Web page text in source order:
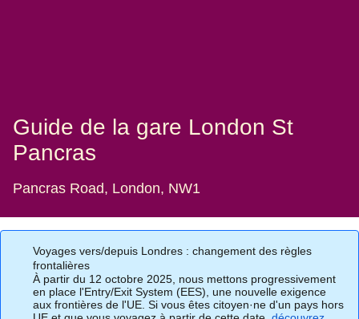
Guide de la gare London St
Pancras
Pancras Road, London, NW1
Voyages vers/depuis Londres : changement des règles
frontalières
À partir du 12 octobre 2025, nous mettons progressivement
en place l'Entry/Exit System (EES), une nouvelle exigence
aux frontières de l'UE. Si vous êtes citoyen·ne d'un pays hors